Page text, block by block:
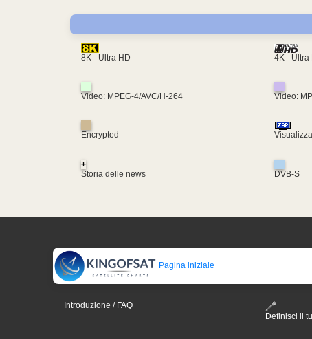
8K - Ultra HD 4K - Ultra
Video: MPEG-4/AVC/H-264 Video:
Encrypted
+
Storia delle news
DVB-S
Pagina iniziale
Introduzione / FAQ
Definisci il